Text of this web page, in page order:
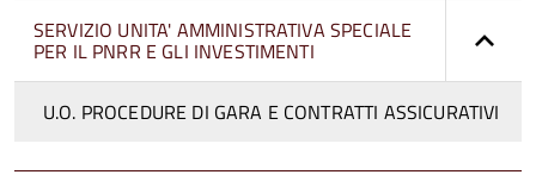
SERVIZIO UNITA' AMMINISTRATIVA SPECIALE
PER IL PNRR E GLI INVESTIMENTI
U.O. PROCEDURE DI GARA E CONTRATTI ASSICURATIVI